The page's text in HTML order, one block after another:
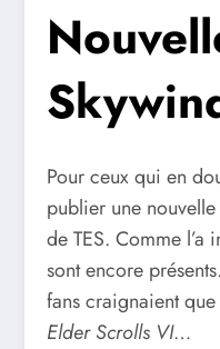
Pour ceux qui en
publier une
de TES. Comme
sont encore
fans craignaient
Elder Scrolls VI…